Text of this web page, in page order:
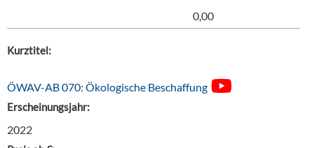
0,00
Kurztitel:
ÖWAV-AB 070: Ökologische Beschaffung
Erscheinungsjahr:
2022